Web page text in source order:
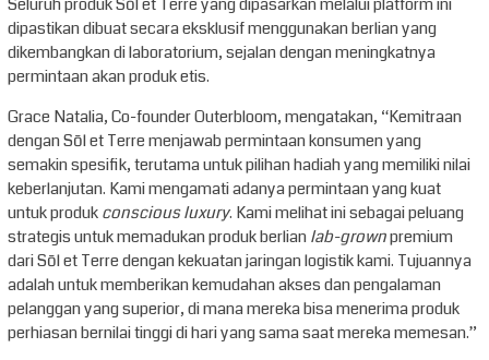
dipastikan dibuat secara eksklusif menggunakan berlian yang
dikembangkan di laboratorium, sejalan dengan meningkatnya
permintaan akan produk etis.
Grace Natalia, Co-founder Outerbloom, mengatakan, “Kemitraan
dengan Sōl et Terre menjawab permintaan konsumen yang
semakin spesifik, terutama untuk pilihan hadiah yang memiliki nilai
keberlanjutan. Kami mengamati adanya permintaan yang kuat
untuk produkconscious luxury. Kami melihat ini sebagai peluang
strategis untuk memadukan produk berlianlab-grownpremium
dari Sōl et Terre dengan kekuatan jaringan logistik kami. Tujuannya
adalah untuk memberikan kemudahan akses dan pengalaman
pelanggan yang superior, di mana mereka bisa menerima produk
perhiasan bernilai tinggi di hari yang sama saat mereka memesan.”